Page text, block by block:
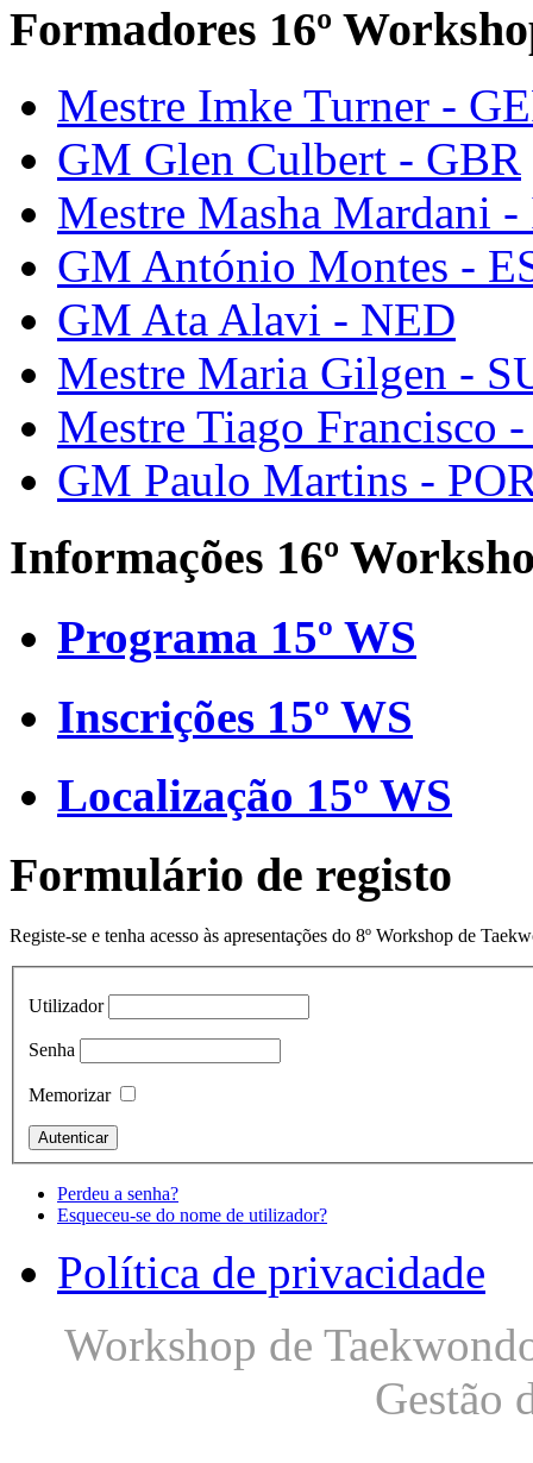
Formadores 16º
Mestre Imke Turner -
GM Glen Culbert - GBR
Mestre Masha Mardani
GM António Montes -
GM Ata Alavi - NED
Mestre Maria Gilgen -
Mestre Tiago Francisco
GM Paulo Martins -
Informações 16º
Programa 15º WS
Inscrições 15º WS
Localização 15º WS
Formulário de registo
Registe-se e tenha acesso às apresentações do 8º Workshop de
Utilizador
Senha
Memorizar
Perdeu a senha?
Esqueceu-se do nome de utilizador?
Política de privacidade
Workshop de
Gestão